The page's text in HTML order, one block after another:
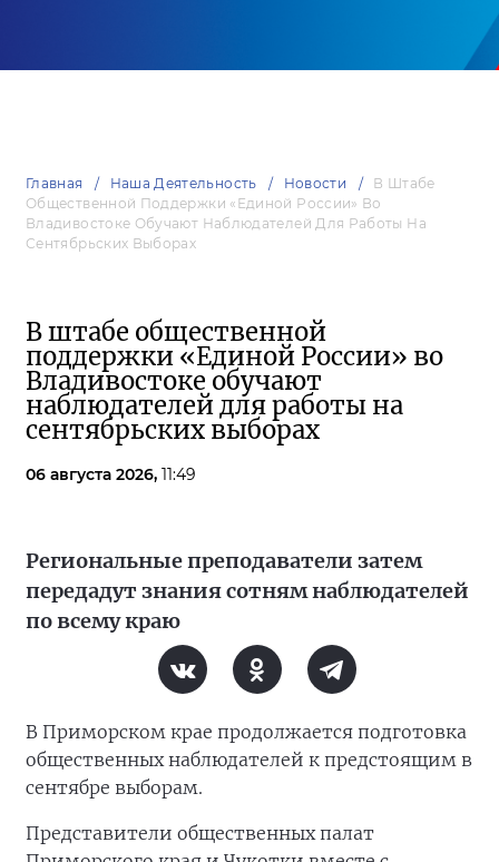
Главная Наша Деятельность Новости
В Штабе
Общественной Поддержки «Единой России» Во
Владивостоке Обучают Наблюдателей Для Работы На
Сентябрьских Выборах
В штабе общественной
поддержки «Единой России» во
Владивостоке обучают
наблюдателей для работы на
сентябрьских выборах
06 августа 2026, 11:49
Региональные преподаватели затем
передадут знания сотням наблюдателей
по всему краю
В Приморском крае продолжается подготовка
общественных наблюдателей к предстоящим в
сентябре выборам.
Представители общественных палат